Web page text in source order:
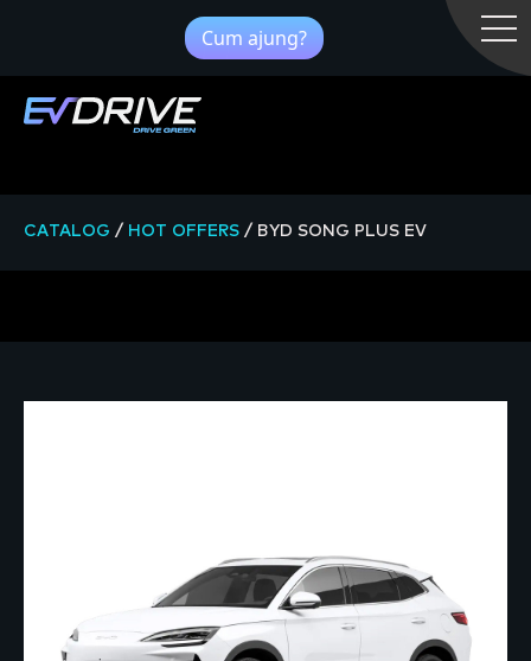
Cum ajung?
CATALOG / HOT OFFERS / BYD SONG PLUS EV